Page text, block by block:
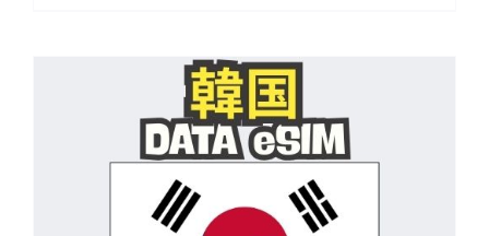
multiple
variants.
The
options
may
be